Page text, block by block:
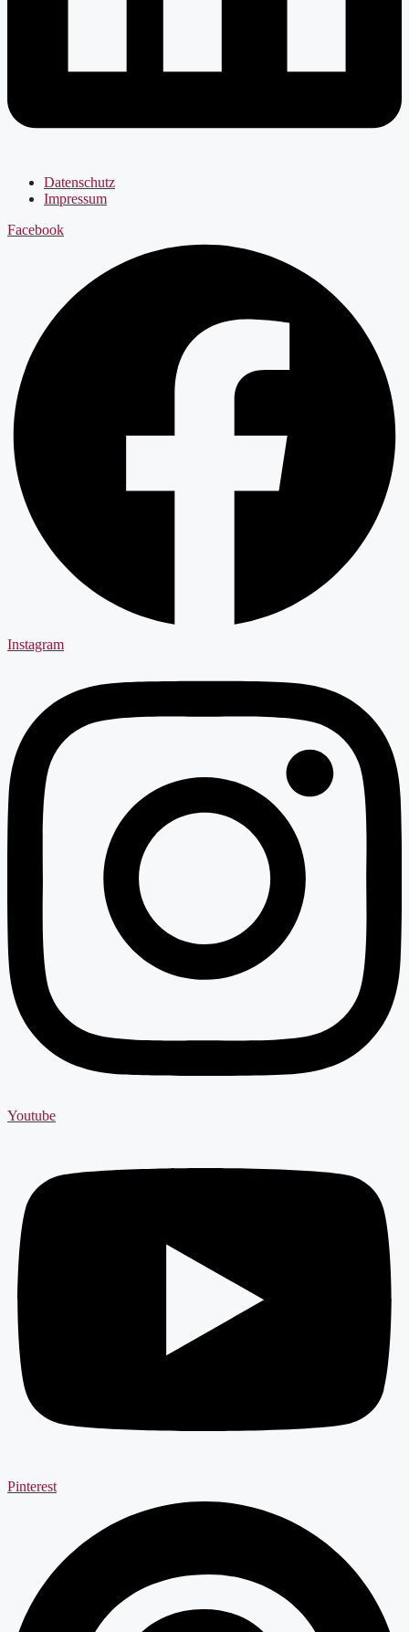
Datenschutz
Impressum
Facebook
Instagram
Youtube
Pinterest